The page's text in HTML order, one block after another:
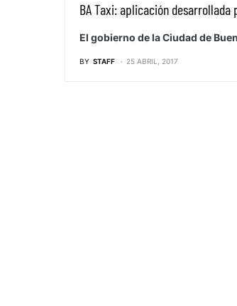
BA Taxi: aplicación desarrollada
El gobierno de la Ciudad de
BY STAFF 25 ABRIL, 2017